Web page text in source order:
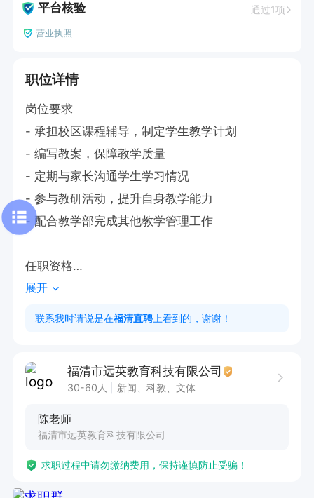
平台核验 通过1项
营业执照
职位详情
岗位要求
- 承担校区课程辅导，制定学生教学计划
- 编写教案，保障教学质量
- 定期与家长沟通学生学习情况
- 参与教研活动，提升自身教学能力
- 配合教学部完成其他教学管理工作
任职资格
- 有教学经验、持有教师资格证者优先
- 热爱教育事业，责任心强、有耐心和亲和力，语
- 课堂生动有趣，能调动学生学习兴趣
福利待遇
暑假
- 特色福利：节日礼品、生日福利、伤病慰问、家
展开
联系我时请说是在福清直聘 上看到的，谢谢！
福清市远英教育科技有限公司
30-60人 新闻、科教、文体
陈老师
福清市远英教育科技有限公司
求职过程中请勿缴纳费用，保持谨慎防止受骗！